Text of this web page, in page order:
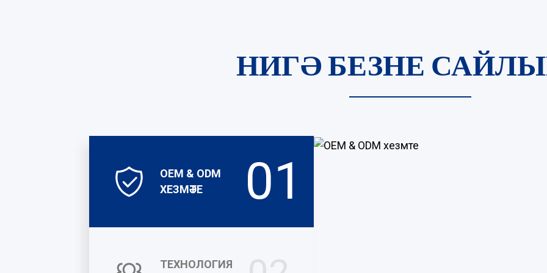
НИГӘ БЕЗНЕ
OEM & ODM
ХЕЗМӘТЕ
01
ТЕХНОЛОГИЯ